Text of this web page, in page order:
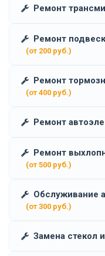
Ремонт
Ремонт
(от 200 руб.)
Ремонт
(от 400 руб.)
Ремонт
Ремонт
(от 500 руб.)
Обслуживание
(от 300 руб.)
Замена стекол